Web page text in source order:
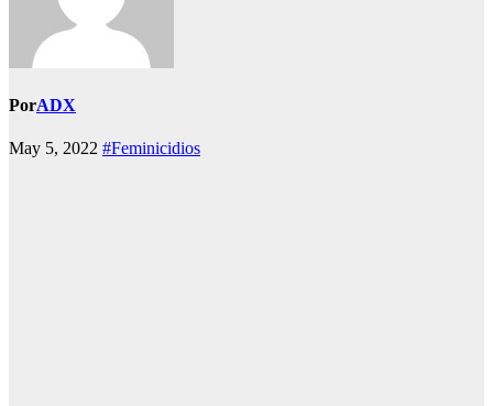
PorADX
May 5, 2022 #Feminicidios